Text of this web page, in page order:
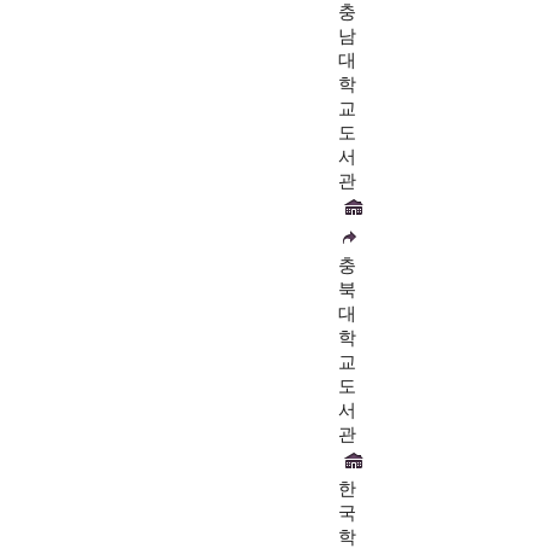
충
남
대
학
교
도
서
관
충
북
대
학
교
도
서
관
한
국
학